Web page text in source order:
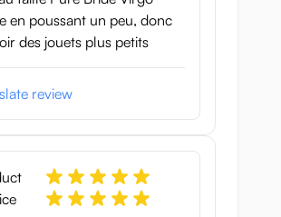
en poussant un peu, donc
des jouets plus petits
review